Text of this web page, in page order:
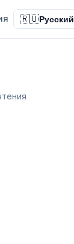
🇷🇺Русский